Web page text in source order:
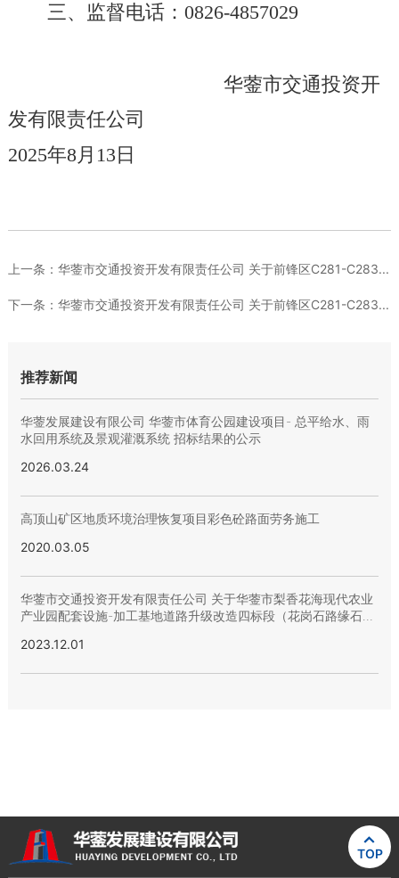
三、监督电话： 0826-4857029
华蓥市交通投资开
发有限责任公司
2025年8月 13日
上一条： 华蓥市交通投资开发有限责任公司 关于前锋区C281-C283...
下一条： 华蓥市交通投资开发有限责任公司 关于前锋区C281-C283...
推荐新闻
华蓥发展建设有限公司 华蓥市体育公园建设项目- 总平给水、雨
水回用系统及景观灌溉系统 招标结果的公示
2026.03.24
高顶山矿区地质环境治理恢复项目彩色砼路面劳务施工
2020.03.05
华蓥市交通投资开发有限责任公司 关于华蓥市梨香花海现代农业
产业园配套设施-加工基地道路升级改造四标段（花岗石路缘石）
2023.12.01

TOP